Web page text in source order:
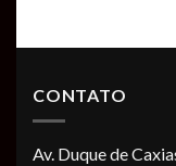
CONTATO
Av. Duque de